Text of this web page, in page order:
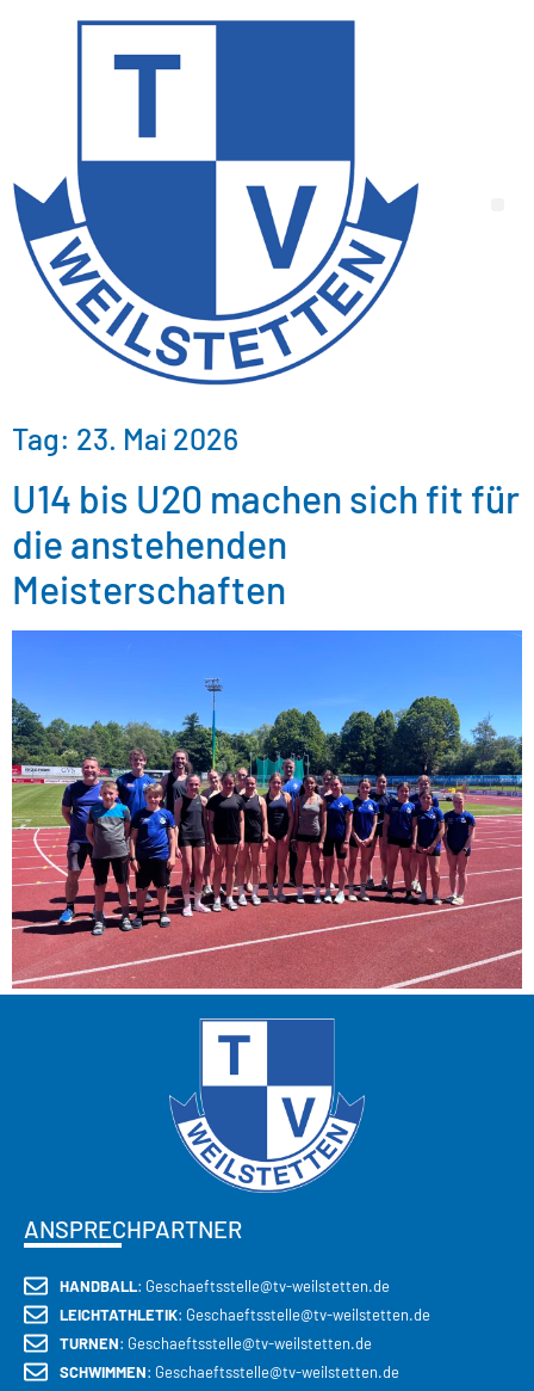
Tag: 23. Mai 2026
U14 bis U20 machen sich fit für
die anstehenden
Meisterschaften
ANSPRECHPARTNER
HANDBALL: Geschaeftsstelle@tv-weilstetten.de
LEICHTATHLETIK: Geschaeftsstelle@tv-weilstetten.de
TURNEN: Geschaeftsstelle@tv-weilstetten.de
SCHWIMMEN: Geschaeftsstelle@tv-weilstetten.de